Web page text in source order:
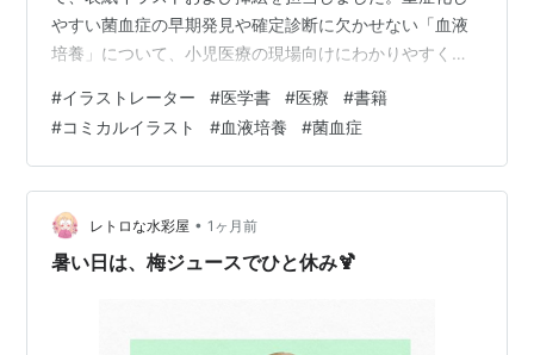
やすい菌血症の早期発見や確定診断に欠かせない「血液
培養」について、小児医療の現場向けにわかりやすく解
みやすく伝えられるよう、コミカルにデフォルメしたキ
ャラクターたちによる会話形式で読み進めていくとがで
きます。 イラストレーター いわた まさよし フリーラン
ス/京都府在住ちいさなお子さんからご年配の方まで、幅
広い層に親しまれるコミカルタッチが特徴です。イラス
トはもちろん、マンガやキャラク…
#イラストレーター #医学書 #医療 #書籍
#コミカルイラスト #血液培養 #菌血症
レトロな水彩屋 • 1ヶ月前
暑い日は、梅ジュースでひと休み🍹